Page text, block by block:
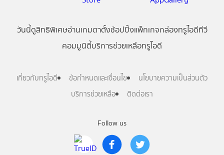
Follow us
วันนี้ดูสิทธิพิเศษอ่านเกมตาตั้งช้อปปิ้งแพ็กเกจกล่องทรูไอดีทีวี
คอมมูนิตี้บริการช่วยเหลือทรูไอดี
เกี่ยวกับทรูไอดี ข้อกำหนดและเงื่อนไข
นโยบายความเป็นส่วนตัว
บริการช่วยเหลือ
ติดต่อเรา